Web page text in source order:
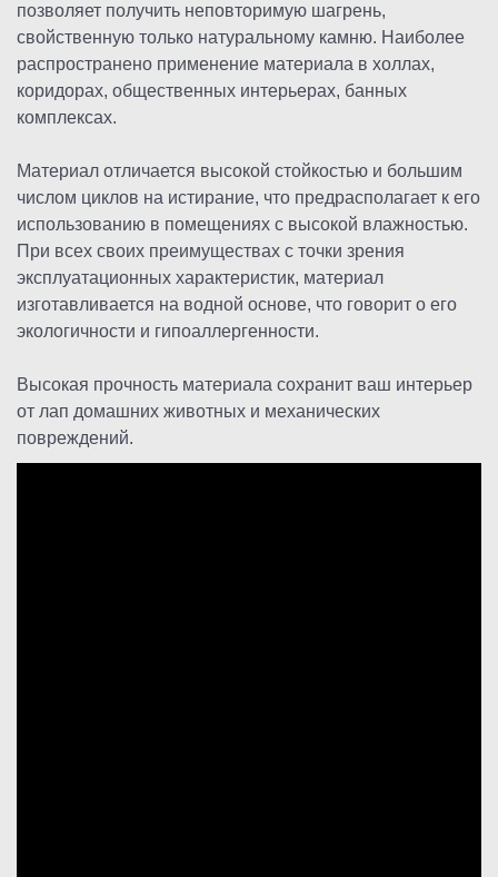
позволяет получить неповторимую шагрень,
свойственную только натуральному камню. Наиболее
распространено применение материала в холлах,
коридорах, общественных интерьерах, банных
комплексах.
Материал отличается высокой стойкостью и большим
числом циклов на истирание, что предрасполагает к его
использованию в помещениях с высокой влажностью.
При всех своих преимуществах с точки зрения
эксплуатационных характеристик, материал
изготавливается на водной основе, что говорит о его
экологичности и гипоаллергенности.
Высокая прочность материала сохранит ваш интерьер
от лап домашних животных и механических
повреждений.